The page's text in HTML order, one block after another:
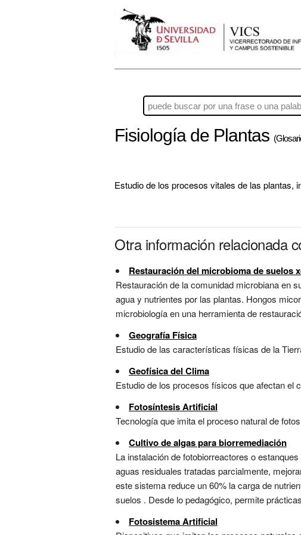
Fisiología de Plantas
Estudio de los procesos vitales de las plantas,
Otra información relacionada
Restauración del microbioma de suelos
Restauración de la comunidad microbiana en
agua y nutrientes por las plantas. Hongos
microbiología en una herramienta de
Geografía Física
Estudio de las características físicas de la
Geofísica del Clima
Estudio de los procesos físicos que afectan el
Fotosíntesis Artificial
Tecnología que imita el proceso natural de
Cultivo de algas para biorremediación
La instalación de fotobiorreactores o
aguas residuales tratadas parcialmente,
este sistema reduce un 60% la carga de
suelos . Desde lo pedagógico, permite
Fotosistema Artificial